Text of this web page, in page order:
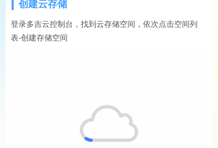
创建云存储
登录多吉云控制台，找到云存储空间，依次点击空间列
表-创建存储空间